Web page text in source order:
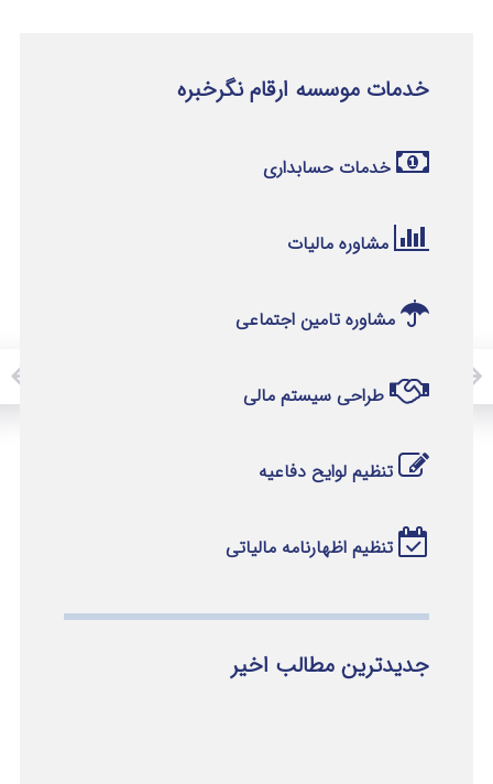
خدمات موسسه ارقام نگرخبره
خدمات حسابداری
مشاوره مالیات
مشاوره تامین اجتماعی
طراحی سیستم مالی
تنظیم لوایح دفاعیه
تنظیم اظهارنامه مالیاتی
جدیدترین مطالب اخیر